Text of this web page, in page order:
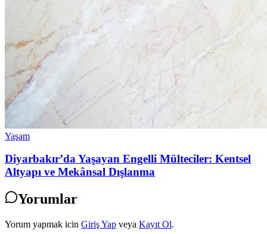
Yaşam
Diyarbakır’da Yaşayan Engelli Mülteciler: Kentsel
Altyapı ve Mekânsal Dışlanma
Yorumlar
Yorum yapmak icin Giriş Yap veya Kayıt Ol.